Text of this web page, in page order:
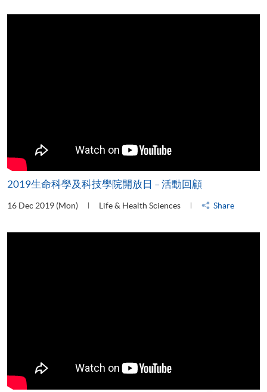
2019生命科學及科技學院開放日 – 活動回顧
16 Dec 2019 (Mon) Life & Health Sciences Share